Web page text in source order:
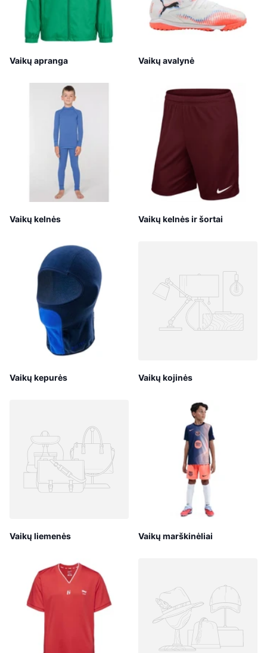
Vaikų apranga Vaikų avalynė
Vaikų kelnės Vaikų kelnės ir šortai
Vaikų kepurės Vaikų kojinės
Vaikų liemenės Vaikų marškinėliai